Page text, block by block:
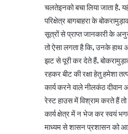
चलतेइनको बचा लिया जाता है.
परिक्षेत्र बागबाहरा के
सूत्रों से प्राप्त जानकारी के
तो ऐसा लगता है कि, उनके हाथ
झट से पूरी कर देते हैं.
रहकर बीट की रक्षा हेतु हमेशा
कार्य करने वाले नीलकंठ दीवान
रेस्ट हाउस में विश्राम करते हैं
कार्य क्षेत्र में न भेज कर स्वयं
माध्यम से शासन प्रशासन को